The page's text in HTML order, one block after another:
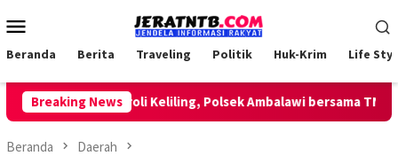
ke
Mobile
Beranda Berita Traveling Politik Huk-Krim Life
Breaking News
Lakukan Patroli Keliling, Polsek Ambalawi bersama TNI dan
Beranda Daerah